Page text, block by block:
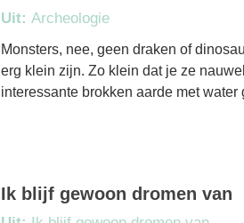
Uit: Archeologie
Monsters, nee, geen draken of
erg klein zijn. Zo klein dat je ze
interessante brokken aarde met
Ik blijf gewoon dromen van